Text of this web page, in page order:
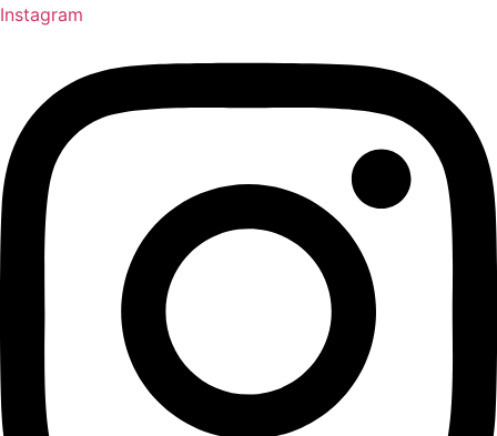
Instagram